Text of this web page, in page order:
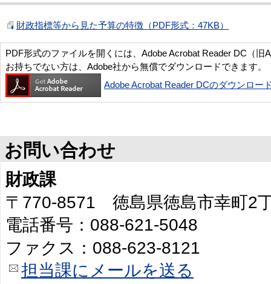
財政指標等から見た予算の特徴（PDF形式：47KB）
PDF形式のファイルを開くには、Adobe Acrobat Reader DC（旧
お持ちでない方は、Adobe社から無償でダウンロードできます。
Adobe Acrobat Reader DCのダウンロー
お問い合わせ
財政課
〒770-8571 徳島県徳島市幸町2
電話番号：088-621-5048
ファクス：088-623-8121
担当課にメールを送る